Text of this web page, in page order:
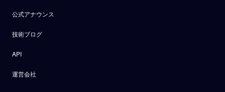
公式アナウンス
技術ブログ
API
運営会社